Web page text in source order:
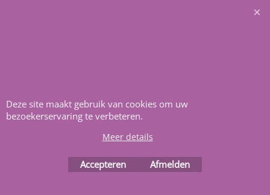
Heeft u vragenmail ons .
Deze site maakt gebruik van cookies om uw
bezoekerservaring te verbeteren.
Meer details
Accepteren Afmelden